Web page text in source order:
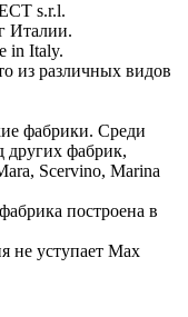
s.r.l.
Италии.
in Italy.
из различных видов
фабрики. Среди
других фабрик,
Scervino, Marina
построена в
не уступает Max